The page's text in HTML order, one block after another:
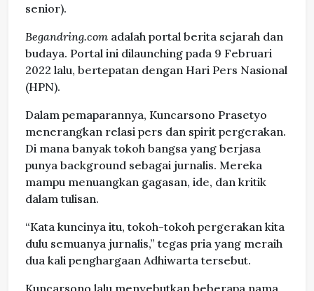
senior).
Begandring.com adalah portal berita sejarah dan
budaya. Portal ini dilaunching pada 9 Februari
2022 lalu, bertepatan dengan Hari Pers Nasional
(HPN).
Dalam pemaparannya, Kuncarsono Prasetyo
menerangkan relasi pers dan spirit pergerakan.
Di mana banyak tokoh bangsa yang berjasa
punya background sebagai jurnalis. Mereka
mampu menuangkan gagasan, ide, dan kritik
dalam tulisan.
“Kata kuncinya itu, tokoh-tokoh pergerakan kita
dulu semuanya jurnalis,” tegas pria yang meraih
dua kali penghargaan Adhiwarta tersebut.